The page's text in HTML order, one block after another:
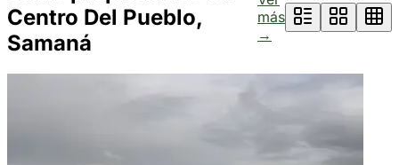
Centro Del Pueblo,
Samaná
más
→